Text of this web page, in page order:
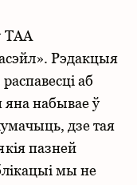
ТАА
Рэдакцыя
аб
яна набывае ў
дзе тая
пазней
мы не